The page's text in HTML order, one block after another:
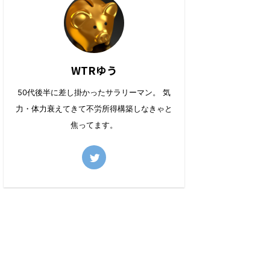
WTRゆう
50代後半に差し掛かったサラリーマン。 気
力・体力衰えてきて不労所得構築しなきゃと
焦ってます。